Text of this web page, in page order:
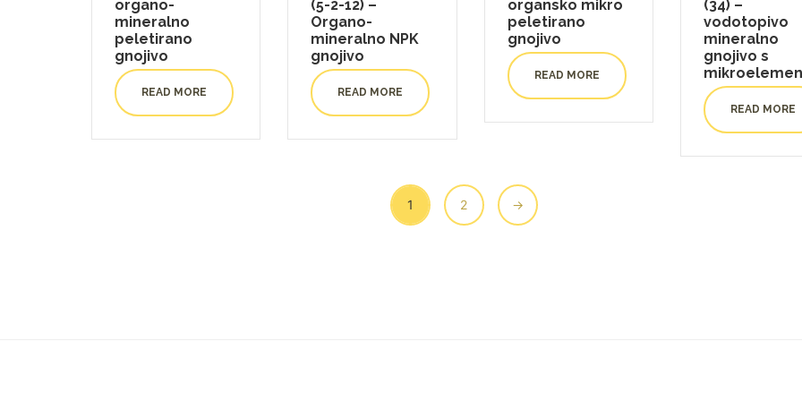
organo-
mineralno
peletirano
gnojivo
READ MORE
(5-2-12) –
Organo-
mineralno NPK
gnojivo
READ MORE
organsko mikro
peletirano
gnojivo
READ MORE
(34) –
vodotopivo
mineralno
gnojivo s
READ MORE
1 2 →